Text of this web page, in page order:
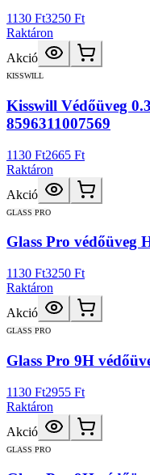
1130 Ft3250 Ft
Raktáron
Akció
KISSWILL
Kisswill Védőüveg
8596311007569
1130 Ft2665 Ft
Raktáron
Akció
GLASS PRO
Glass Pro védőüveg
1130 Ft3250 Ft
Raktáron
Akció
GLASS PRO
Glass Pro 9H
1130 Ft2955 Ft
Raktáron
Akció
GLASS PRO